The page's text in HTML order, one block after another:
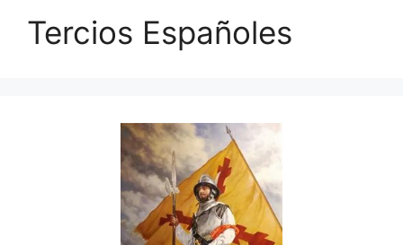
Tercios Españoles